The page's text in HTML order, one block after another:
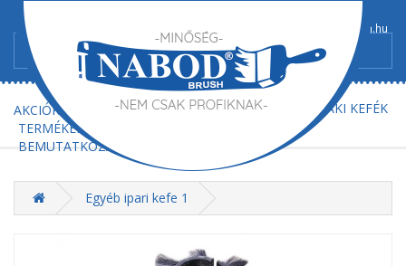
+36/52-367-602 info@nabod-brush.hu
FŐOLDAL AJÁNLATKÉRÉS MŰSZAKI KEFÉK
AKCIÓK
TERMÉKEK
BEMUTATKOZÁS
Egyéb ipari kefe 1